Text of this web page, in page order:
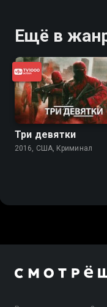
Ещё в
Три девятки
2016, США, Криминал